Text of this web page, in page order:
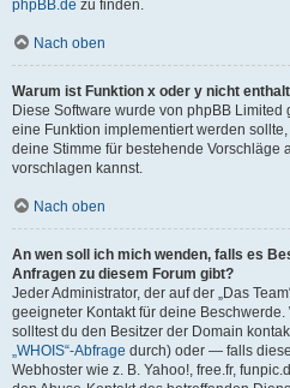
phpBB.de zu finden.
Nach oben
Warum ist Funktion x oder y nicht
Diese Software wurde von phpBB
eine Funktion implementiert werden
deine Stimme für bestehende Vorschläge
vorschlagen kannst.
Nach oben
An wen soll ich mich wenden, falls es
Anfragen zu diesem Forum gibt?
Jeder Administrator, der auf der „Das
geeigneter Kontakt für deine
solltest du den Besitzer der Domain
„WHOIS“-Abfrage durch) oder — falls
Webhoster wie z. B. Yahoo!, free.fr,